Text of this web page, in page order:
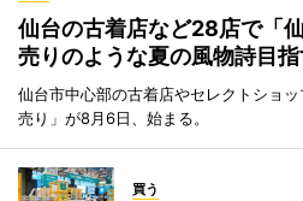
仙台の古着店など28店で「
売りのような夏の風物詩目
仙台市中心部の古着店やセレクトショ
売り」が8月6日、始まる。
買う